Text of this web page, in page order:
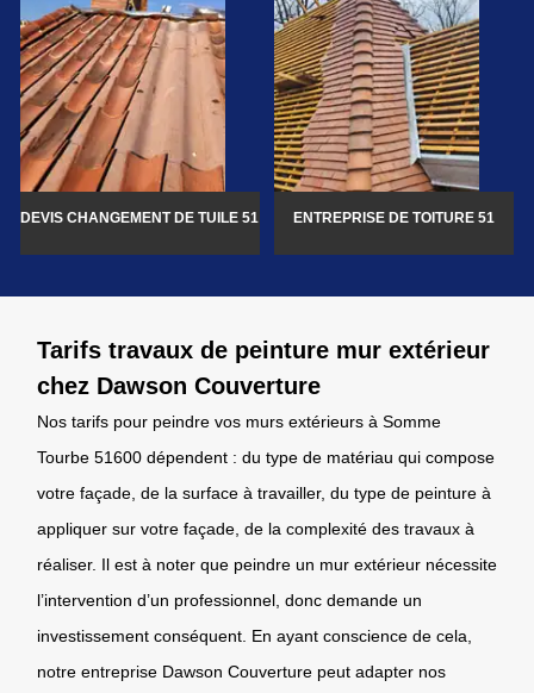
DEVIS CHANGEMENT DE TUILE 51 ENTREPRISE DE TOITURE 51
Tarifs travaux de peinture mur extérieur
chez Dawson Couverture
Nos tarifs pour peindre vos murs extérieurs à Somme
Tourbe 51600 dépendent : du type de matériau qui compose
votre façade, de la surface à travailler, du type de peinture à
appliquer sur votre façade, de la complexité des travaux à
réaliser. Il est à noter que peindre un mur extérieur nécessite
l’intervention d’un professionnel, donc demande un
investissement conséquent. En ayant conscience de cela,
notre entreprise Dawson Couverture peut adapter nos